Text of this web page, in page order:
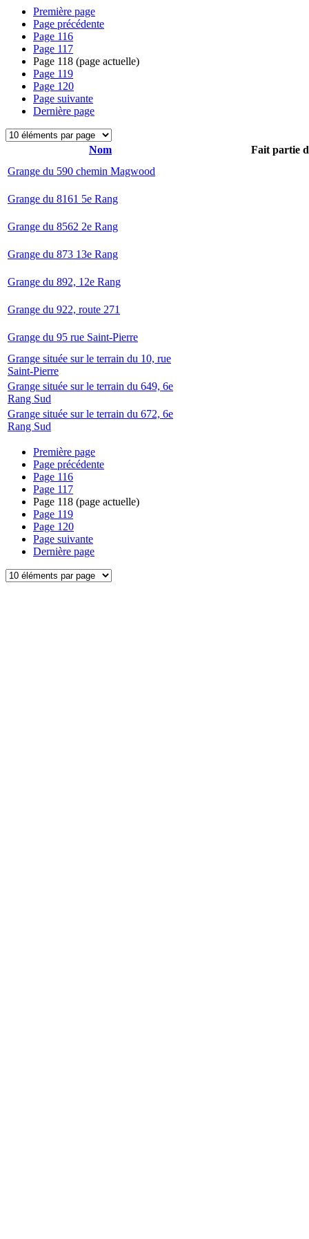
Première page
Page précédente
Page 116
Page 117
Page 118 (page actuelle)
Page 119
Page 120
Page suivante
Dernière page
Nom
Fait partie
Grange du 590 chemin Magwood
Grange du 8161 5e Rang
Grange du 8562 2e Rang
Grange du 873 13e Rang
Grange du 892, 12e Rang
Grange du 922, route 271
Grange du 95 rue Saint-Pierre
Grange située sur le terrain du 10, rue
Saint-Pierre
Grange située sur le terrain du 649, 6e
Rang Sud
Grange située sur le terrain du 672, 6e
Rang Sud
Première page
Page précédente
Page 116
Page 117
Page 118 (page actuelle)
Page 119
Page 120
Page suivante
Dernière page